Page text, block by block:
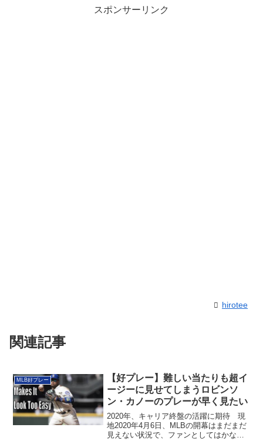
スポンサーリンク
hirotee
関連記事
MLB好プレー
【好プレー】難しい当たりも超イ
ージーに見せてしまうロビンソ
ン・カノーのプレーが早く見たい
2020年、キャリア終盤の活躍に期待 現
地2020年4月6日、MLBの開幕はまだまだ
見えない状況で、ファンとしてはかな